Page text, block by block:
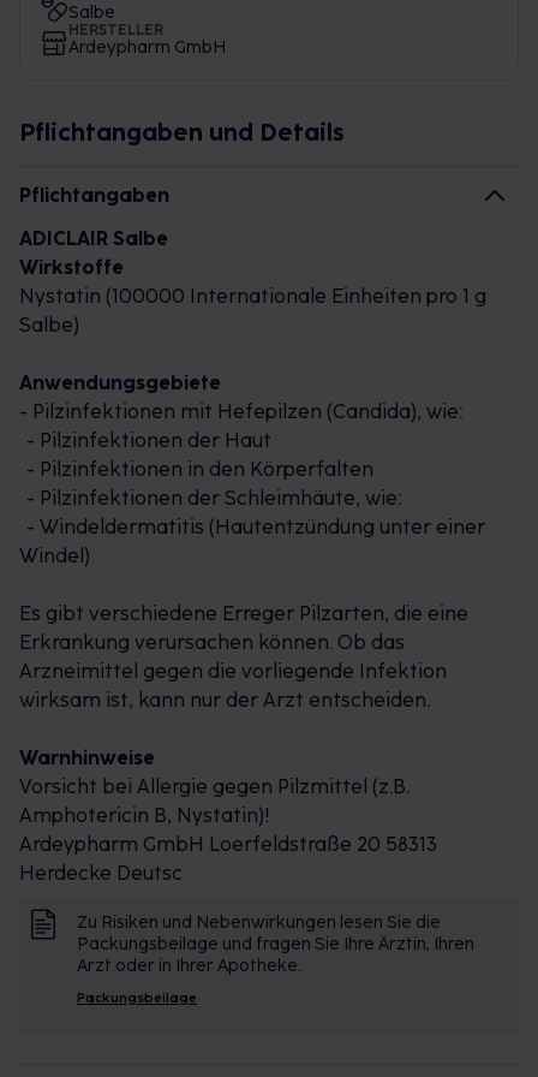
Salbe
HERSTELLER
Ardeypharm GmbH
Pflichtangaben und Details
Pflichtangaben
ADICLAIR Salbe
Wirkstoffe
Nystatin (100000 Internationale Einheiten pro 1 g
Salbe)
Anwendungsgebiete
- Pilzinfektionen mit Hefepilzen (Candida), wie:
- Pilzinfektionen der Haut
- Pilzinfektionen in den Körperfalten
- Pilzinfektionen der Schleimhäute, wie:
- Windeldermatitis (Hautentzündung unter einer
Windel)
Es gibt verschiedene Erreger Pilzarten, die eine
Erkrankung verursachen können. Ob das
Arzneimittel gegen die vorliegende Infektion
wirksam ist, kann nur der Arzt entscheiden.
Warnhinweise
Vorsicht bei Allergie gegen Pilzmittel (z.B.
Amphotericin B, Nystatin)!
Ardeypharm GmbH Loerfeldstraße 20 58313
Herdecke Deutsc
Zu Risiken und Nebenwirkungen lesen Sie die
Packungsbeilage und fragen Sie Ihre Ärztin, Ihren
Arzt oder in Ihrer Apotheke.
Packungsbeilage